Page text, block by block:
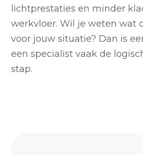
lichtprestaties en minder
werkvloer. Wil je weten wat
voor jouw situatie? Dan is
een specialist vaak de
stap.